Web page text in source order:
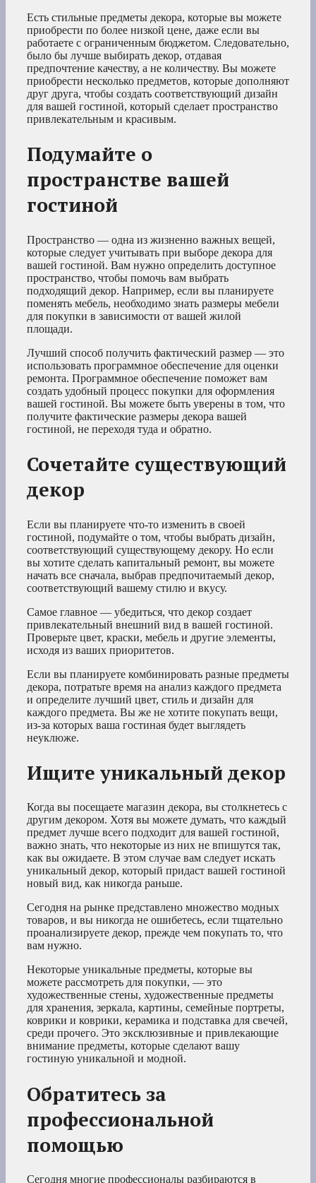
Есть стильные предметы декора, которые вы можете
приобрести по более низкой цене, даже если вы
работаете с ограниченным бюджетом. Следовательно,
было бы лучше выбирать декор, отдавая
предпочтение качеству, а не количеству. Вы можете
приобрести несколько предметов, которые дополняют
друг друга, чтобы создать соответствующий дизайн
для вашей гостиной, который сделает пространство
привлекательным и красивым.
Подумайте о
пространстве вашей
гостиной
Пространство — одна из жизненно важных вещей,
которые следует учитывать при выборе декора для
вашей гостиной. Вам нужно определить доступное
пространство, чтобы помочь вам выбрать
подходящий декор. Например, если вы планируете
поменять мебель, необходимо знать размеры мебели
для покупки в зависимости от вашей жилой
площади.
Лучший способ получить фактический размер — это
использовать программное обеспечение для оценки
ремонта. Программное обеспечение поможет вам
создать удобный процесс покупки для оформления
вашей гостиной. Вы можете быть уверены в том, что
получите фактические размеры декора вашей
гостиной, не переходя туда и обратно.
Сочетайте существующий
декор
Если вы планируете что-то изменить в своей
гостиной, подумайте о том, чтобы выбрать дизайн,
соответствующий существующему декору. Но если
вы хотите сделать капитальный ремонт, вы можете
начать все сначала, выбрав предпочитаемый декор,
соответствующий вашему стилю и вкусу.
Самое главное — убедиться, что декор создает
привлекательный внешний вид в вашей гостиной.
Проверьте цвет, краски, мебель и другие элементы,
исходя из ваших приоритетов.
Если вы планируете комбинировать разные предметы
декора, потратьте время на анализ каждого предмета
и определите лучший цвет, стиль и дизайн для
каждого предмета. Вы же не хотите покупать вещи,
из-за которых ваша гостиная будет выглядеть
неуклюже.
Ищите уникальный декор
Когда вы посещаете магазин декора, вы столкнетесь с
другим декором. Хотя вы можете думать, что каждый
предмет лучше всего подходит для вашей гостиной,
важно знать, что некоторые из них не впишутся так,
как вы ожидаете. В этом случае вам следует искать
уникальный декор, который придаст вашей гостиной
новый вид, как никогда раньше.
Сегодня на рынке представлено множество модных
товаров, и вы никогда не ошибетесь, если тщательно
проанализируете декор, прежде чем покупать то, что
вам нужно.
Некоторые уникальные предметы, которые вы
можете рассмотреть для покупки, — это
художественные стены, художественные предметы
для хранения, зеркала, картины, семейные портреты,
коврики и коврики, керамика и подставка для свечей,
среди прочего. Это эксклюзивные и привлекающие
внимание предметы, которые сделают вашу
гостиную уникальной и модной.
Обратитесь за
профессиональной
помощью
Сегодня многие профессионалы разбираются в